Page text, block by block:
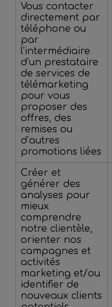
Vous contacter
directement par
téléphone ou
par
l’intermédiaire
d’un prestataire
de services de
télémarketing
pour vous
proposer des
offres, des
remises ou
d’autres
promotions liées
Créer et
générer des
analyses pour
mieux
comprendre
notre clientèle,
orienter nos
campagnes et
activités
marketing et/ou
identifier de
nouveaux clients